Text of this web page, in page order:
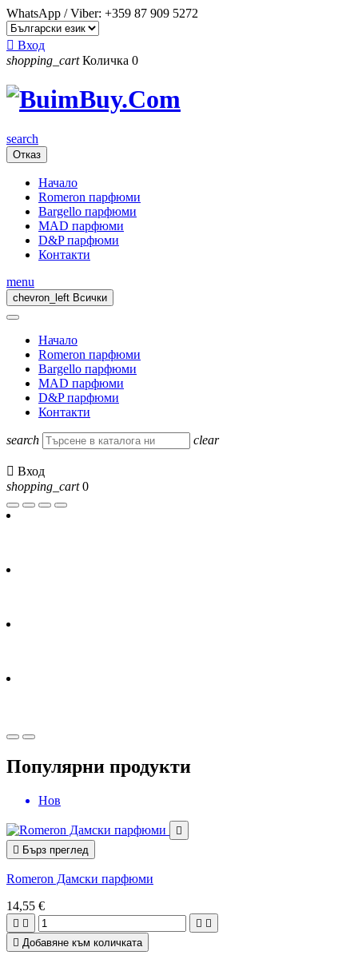
WhatsApp / Viber: +359 87 909 5272
 Вход
shopping_cart Количка 0
search
Отказ
Начало
Romeron парфюми
Bargello парфюми
MAD парфюми
D&P парфюми
Контакти
menu
chevron_left Всички
Начало
Romeron парфюми
Bargello парфюми
MAD парфюми
D&P парфюми
Контакти
search clear
 Вход
shopping_cart 0
Популярни продукти
Нов

 Бърз преглед
Romeron Дамски парфюми
14,55 €
   
 Добавяне към количката